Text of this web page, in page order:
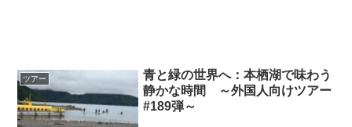
ツアー
青と緑の世界へ：本栖湖で味わう
静かな時間 ～外国人向けツアー
#189弾～